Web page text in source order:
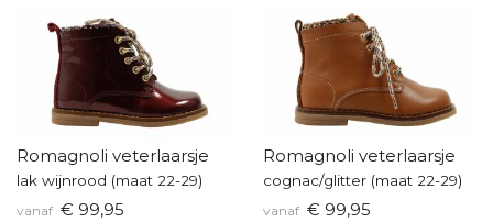
Romagnoli veterlaarsje
lak wijnrood (maat 22-29)
vanaf € 99,95
Romagnoli veterlaarsje
cognac/glitter (maat 22-29)
vanaf € 99,95